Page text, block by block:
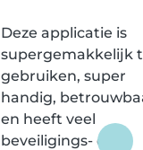
Deze applicatie is
supergemakkelijk
gebruiken, super
handig,
en heeft veel
beveiligings- en